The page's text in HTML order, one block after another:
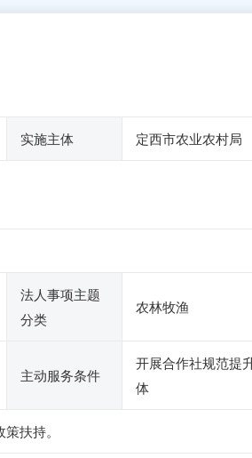
实施主体 定西市农业农村局
法人事项主题
分类
农林牧渔
主动服务条件
开展合作社规范提
体
扶持。